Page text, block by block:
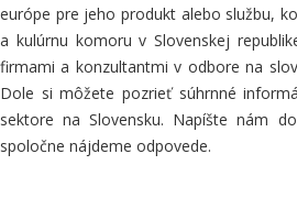
európe pre jeho produktalebo službu,
a kulúrnu komoru v Slovenskej
firmami a konzultantmi v odbore na
Dole si môžete pozrieť súhrnné
sektore na Slovensku. Napíšte nám
spoločne nájdeme odpovede.